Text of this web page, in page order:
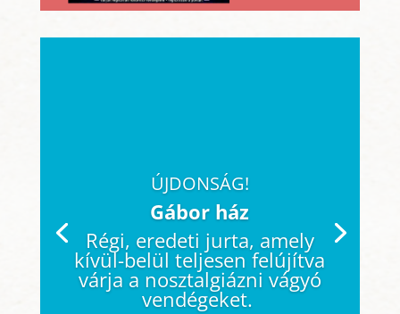
ÚJDONSÁG!
Gábor ház
Régi, eredeti jurta, amely
kívül-belül teljesen felújítva
várja a nosztalgiázni vágyó
vendégeket.